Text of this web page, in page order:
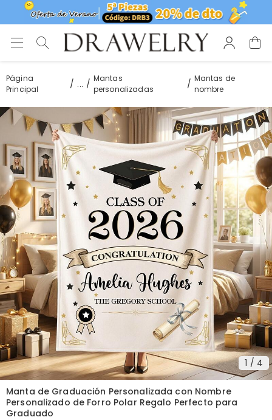
Página
Principal
...
Mantas
personalizadas
Mantas de
nombre
1 / 4
Manta de Graduación Personalizada con Nombre
Personalizado de Forro Polar Regalo Perfecto para
Graduado